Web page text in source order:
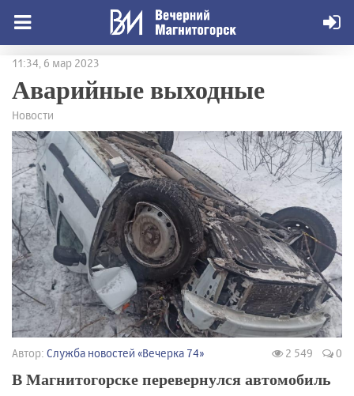
11:34, 6 мар 2023
Аварийные выходные
Новости
Автор: Служба новостей «Вечерка 74» 2 549 0
В Магнитогорске перевернулся автомобиль